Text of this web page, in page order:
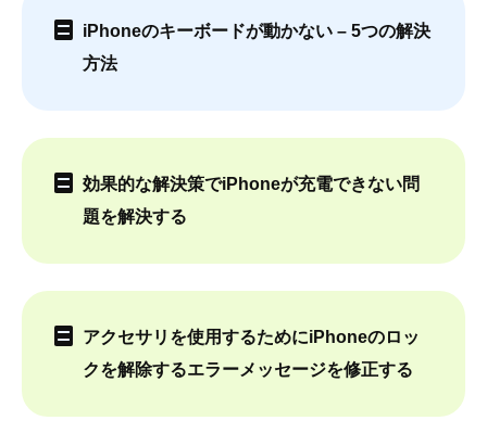
iPhoneのキーボードが動かない – 5つの解決
方法
効果的な解決策でiPhoneが充電できない問
題を解決する
アクセサリを使用するためにiPhoneのロッ
クを解除するエラーメッセージを修正する